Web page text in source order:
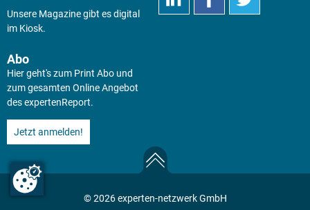
Unsere Magazine gibt es digital
im Kiosk.
Abo
Hier geht's zum Print Abo und
zum gesamten Online Angebot
des expertenReport.
Jetzt anmelden!
© 2026 experten-netzwerk GmbH